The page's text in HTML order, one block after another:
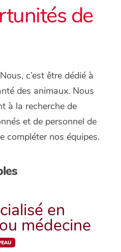
de
c’est être dédié à
des animaux. Nous
à la recherche de
et de personnel de
compléter nos équipes.
en
médecine